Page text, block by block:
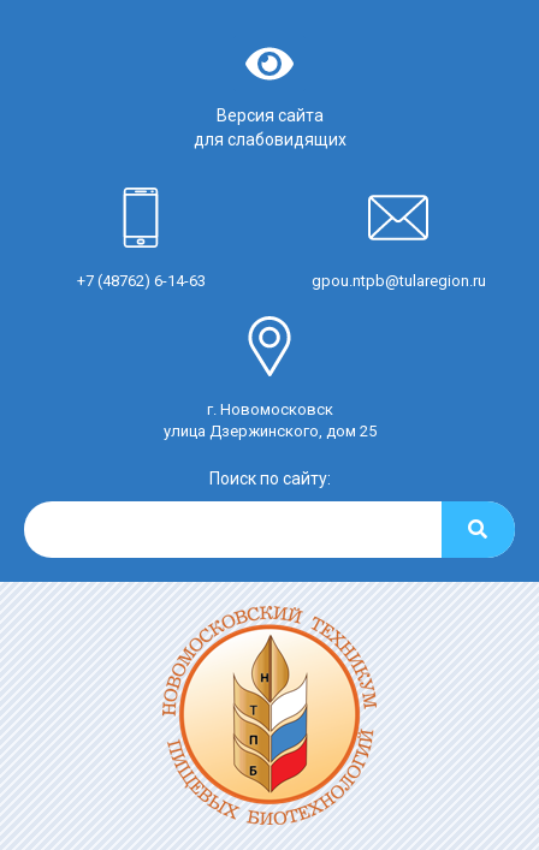
Версия сайта
для слабовидящих
+7 (48762) 6-14-63 gpou.ntpb@tularegion.ru
г. Новомосковск
улица Дзержинского, дом 25
Поиск по сайту: